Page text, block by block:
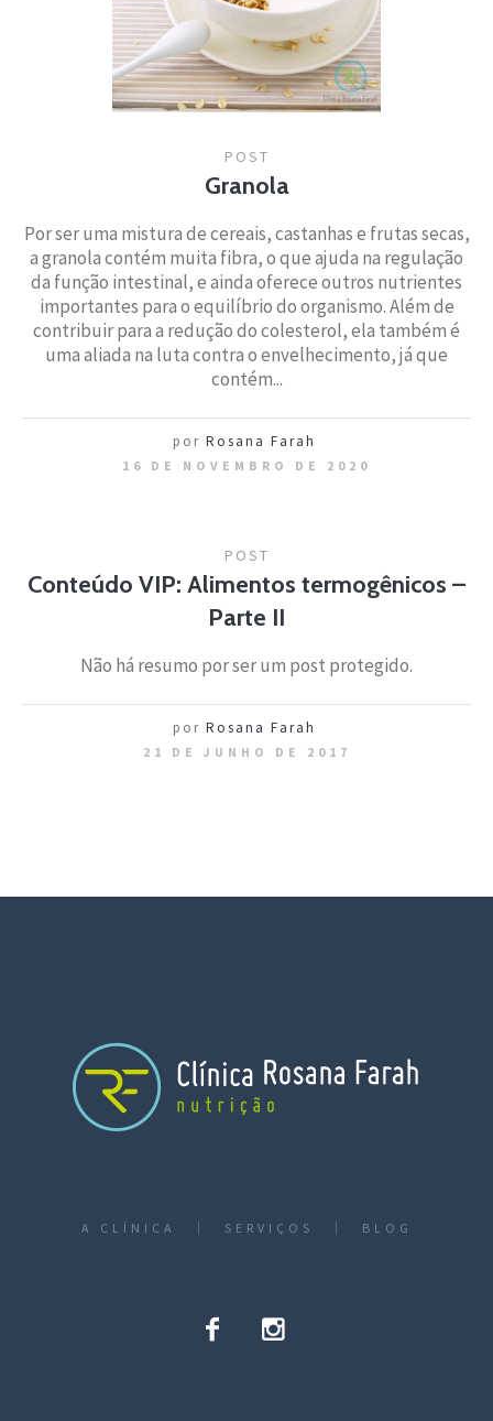
POST
Granola
Por ser uma mistura de cereais, castanhas e frutas secas,
a granola contém muita fibra, o que ajuda na regulação
da função intestinal, e ainda oferece outros nutrientes
importantes para o equilíbrio do organismo. Além de
contribuir para a redução do colesterol, ela também é
uma aliada na luta contra o envelhecimento, já que
contém...
por Rosana Farah
16 DE NOVEMBRO DE 2020
POST
Conteúdo VIP: Alimentos termogênicos –
Parte II
Não há resumo por ser um post protegido.
por Rosana Farah
21 DE JUNHO DE 2017
A CLÍNICA SERVIÇOS BLOG